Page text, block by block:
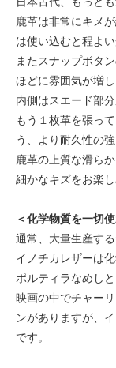
鹿革は非常にキメ
は使い込むと程よ
またスナップボタ
ほどに雰囲気が増し
内側はスエード部
もう１枚革を張っ
う、より耐久性の強
鹿革の上質な滑ら
細かなキズをお楽し
＜化学物質を一切
通常、大量生産す
イノチカレザーは
ポルティラなめし
映画の中でチャー
ンがありますが、
です。